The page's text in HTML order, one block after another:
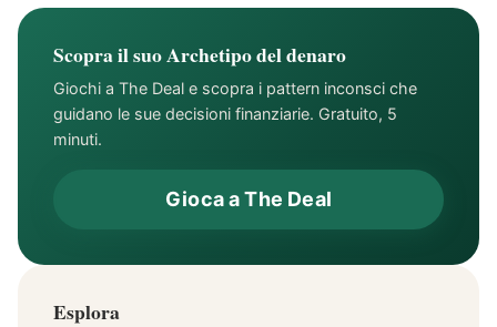
Scopra il suo Archetipo del denaro
Giochi a The Deal e scopra i pattern inconsci che
guidano le sue decisioni finanziarie. Gratuito, 5
minuti.
Gioca a The Deal
Esplora